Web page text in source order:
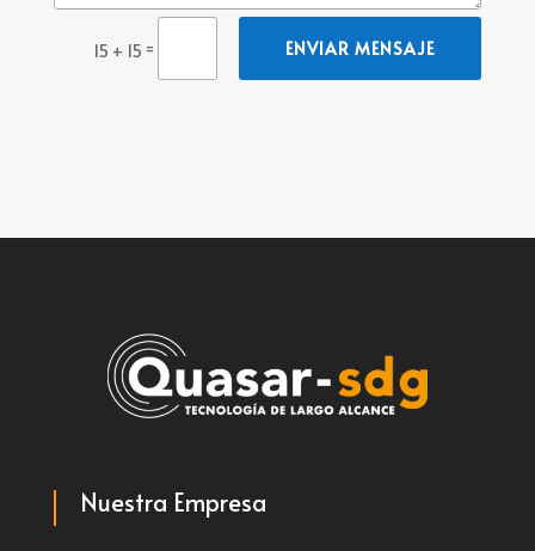
15 + 15 = ENVIAR MENSAJE
Nuestra Empresa